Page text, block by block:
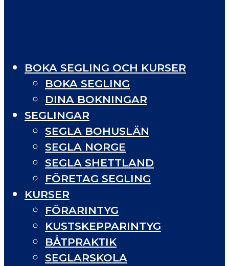
BOKA SEGLING OCH KURSER
BOKA SEGLING
DINA BOKNINGAR
SEGLINGAR
SEGLA BOHUSLÄN
SEGLA NORGE
SEGLA SHETTLAND
FÖRETAG SEGLING
KURSER
FÖRARINTYG
KUSTSKEPPARINTYG
BÅTPRAKTIK
SEGLARSKOLA